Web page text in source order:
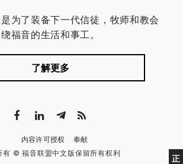
正
为了装备下一代信徒，牧师和教会
福音的生活和事工。
了解更多
内容许可授权
奉献
有 © 福音联盟中文版保留所有权利